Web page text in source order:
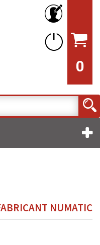
0
NUMATIC